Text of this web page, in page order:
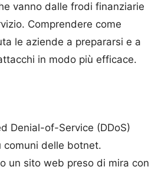
vanno dalle frodi finanziarie
Comprendere come
le aziende a prepararsi e a
in modo più efficace.
Denial-of-Service (DDoS)
comuni delle botnet.
un sito web preso di mira con